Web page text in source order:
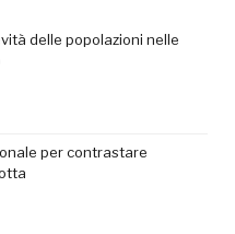
delle popolazioni nelle
per contrastare